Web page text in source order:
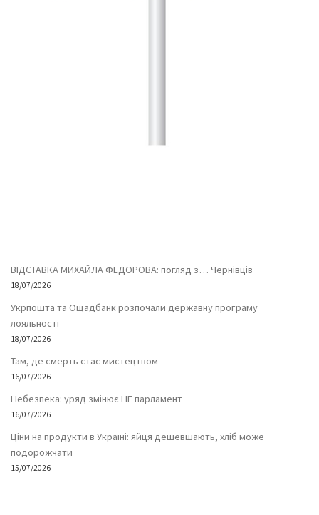
ВІДСТАВКА МИХАЙЛА ФЕДОРОВА: погляд з… Чернівців
18/07/2026
Укрпошта та Ощадбанк розпочали державну програму
лояльності
18/07/2026
Там, де смерть стає мистецтвом
16/07/2026
Небезпека: уряд змінює НЕ парламент
16/07/2026
Ціни на продукти в Україні: яйця дешевшають, хліб може
подорожчати
15/07/2026